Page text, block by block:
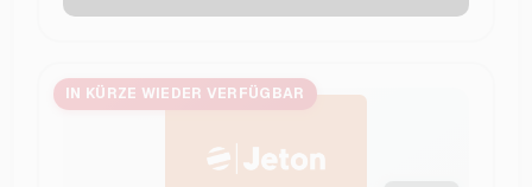
IN KÜRZE WIEDER VERFÜGBAR